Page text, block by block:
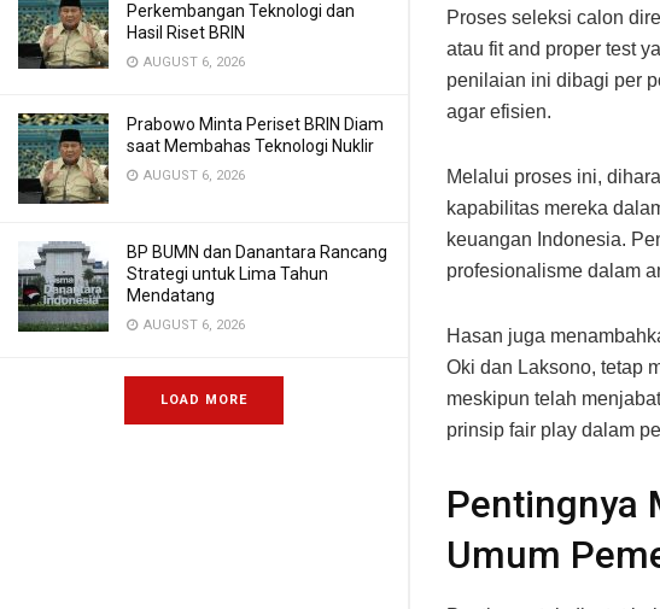
Perkembangan Teknologi dan
Hasil Riset BRIN
AUGUST 6, 2026
Prabowo Minta Periset BRIN Diam
saat Membahas Teknologi Nuklir
AUGUST 6, 2026
BP BUMN dan Danantara Rancang
Strategi untuk Lima Tahun
Mendatang
AUGUST 6, 2026
LOAD MORE
Proses seleksi calon
atau fit and proper test
penilaian ini dibagi per
agar efisien.
Melalui proses ini,
kapabilitas mereka
keuangan Indonesia.
profesionalisme dalam
Hasan juga
Oki dan Laksono, tetap
meskipun telah
prinsip fair play dalam
Pentingnya
Umum